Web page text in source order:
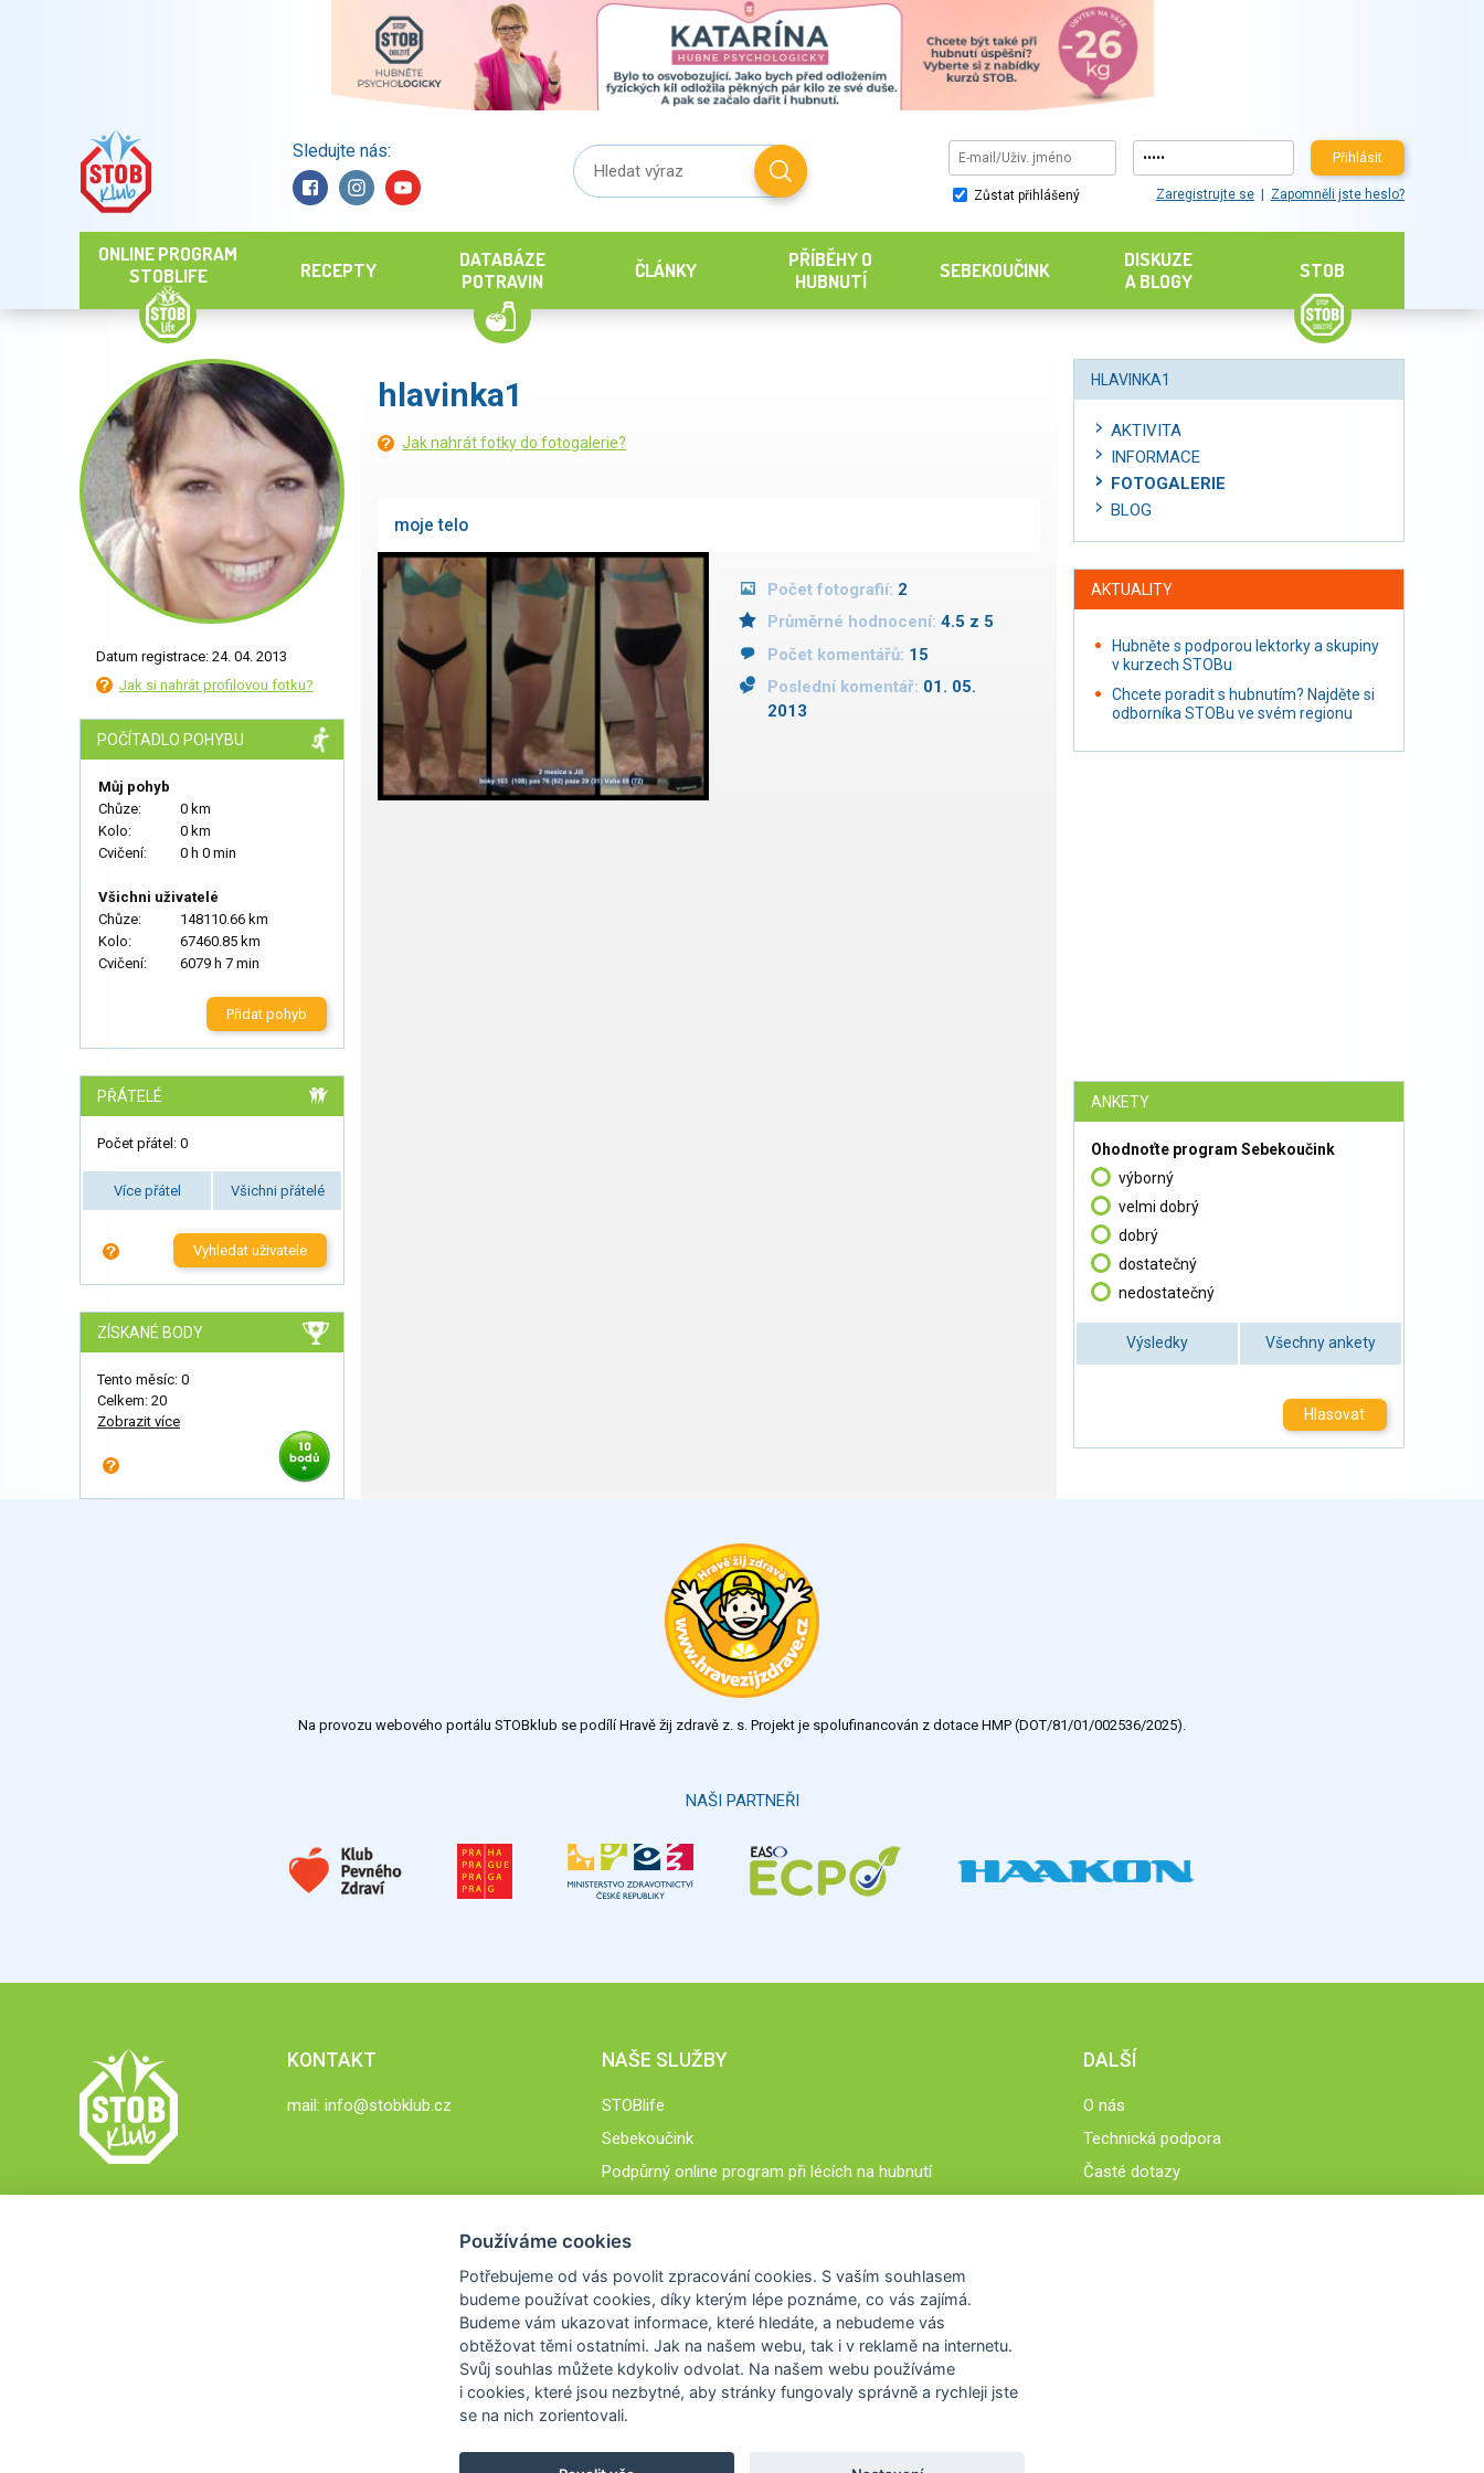
Sledujte nás: Přihlásit
Zůstat přihlášený Zaregistrujte se Zapomněli jste heslo?
ONLINE PROGRAM
STOBLIFE
RECEPTY
DATABÁZE
POTRAVIN
ČLÁNKY
PŘÍBĚHY O
HUBNUTÍ
SEBEKOUČINK
DISKUZE
A BLOGY
STOB
Datum registrace: 24. 04. 2013
Jak si nahrát profilovou fotku?
POČÍTADLO POHYBU
Můj pohyb
Chůze:
0 km
Kolo:
0 km
Cvičení:
0 h 0 min
Všichni uživatelé
Chůze:
148110.66 km
Kolo:
67460.85 km
Cvičení:
6079 h 7 min
Přidat pohyb
PŘÁTELÉ
Počet přátel: 0
Více přátel Všichni přátelé
Vyhledat uživatele
ZÍSKANÉ BODY
Tento měsíc: 0
Celkem: 20
Zobrazit více
hlavinka1
Jak nahrát fotky do fotogalerie?
moje telo
Počet fotografií: 2
Průměrné hodnocení: 4.5 z 5
Počet komentářů: 15
Poslední komentář: 01. 05.
2013
HLAVINKA1
AKTIVITA
INFORMACE
FOTOGALERIE
BLOG
AKTUALITY
Hubněte s podporou lektorky a skupiny
v kurzech STOBu
Chcete poradit s hubnutím? Najděte si
odborníka STOBu ve svém regionu
ANKETY
Ohodnoťte program Sebekoučink
výborný
velmi dobrý
dobrý
dostatečný
nedostatečný
Výsledky Všechny ankety
Hlasovat
Na provozu webového portálu STOBklub se podílí Hravě žij zdravě z. s. Projekt je spolufinancován z dotace HMP (DOT/81/01/002536/2025).
NAŠI PARTNEŘI
KONTAKT
mail: info@stobklub.cz
NAŠE SLUŽBY
STOBlife
Sebekoučink
Podpůrný online program při lécích na hubnutí
DALŠÍ
O nás
Technická podpora
Časté dotazy
Používáme cookies
Potřebujeme od vás povolit zpracování cookies. S vaším souhlasem
budeme používat cookies, díky kterým lépe poznáme, co vás zajímá.
Budeme vám ukazovat informace, které hledáte, a nebudeme vás
obtěžovat těmi ostatními. Jak na našem webu, tak i v reklamě na internetu.
Svůj souhlas můžete kdykoliv odvolat. Na našem webu používáme
i cookies, které jsou nezbytné, aby stránky fungovaly správně a rychleji jste
se na nich zorientovali.